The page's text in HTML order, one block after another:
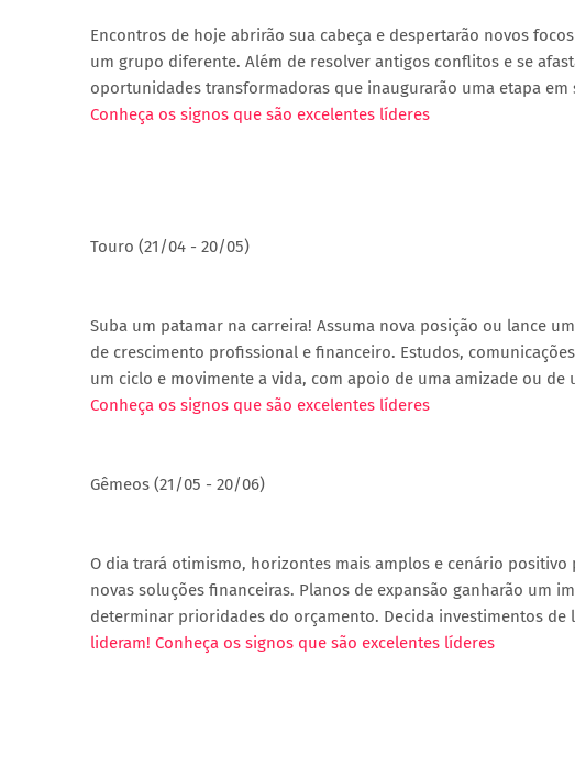
Encontros de hoje abrirão sua cabeça e despertarão novos
um grupo diferente. Além de resolver antigos conflitos e se
oportunidades transformadoras que inaugurarão uma etapa em
Conheça os signos que são excelentes líderes
Touro (21/04 - 20/05)
Suba um patamar na carreira! Assuma nova posição ou lance
de crescimento profissional e financeiro. Estudos,
um ciclo e movimente a vida, com apoio de uma amizade ou
Conheça os signos que são excelentes líderes
Gêmeos (21/05 - 20/06)
O dia trará otimismo, horizontes mais amplos e cenário
novas soluções financeiras. Planos de expansão ganharão um
determinar prioridades do orçamento. Decida investimentos de
lideram! Conheça os signos que são excelentes líderes